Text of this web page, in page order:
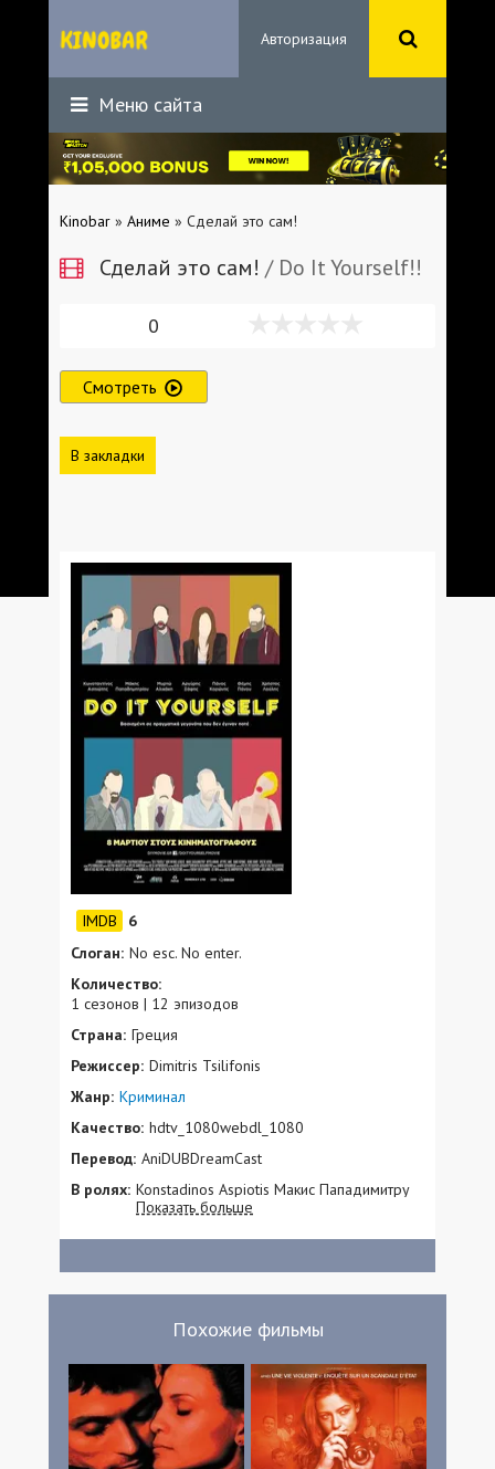
Авторизация
Меню сайта
Kinobar » Аниме » Сделай это сам!
Сделай это сам! / Do It Yourself!!
0
Смотреть
В закладки
6
Слоган: No esc. No enter.
Количество:
1 сезонов | 12 эпизодов
Страна: Греция
Режиссер: Dimitris Tsilifonis
Жанр: Криминал
Качество: hdtv_1080webdl_1080
Перевод: AniDUBDreamCast
В ролях: Konstadinos Aspiotis Макис Пападимитру
Мирто Аликаки Кристос Лулис Аргирис
Показать больше
Похожие фильмы